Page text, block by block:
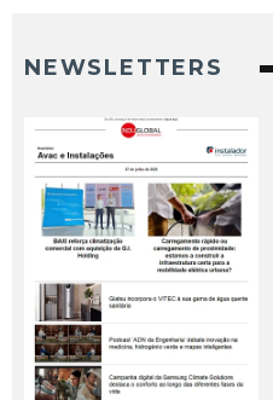
NEWSLETTERS